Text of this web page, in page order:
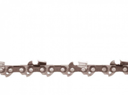
- защита от сколов
- антискользящая резинка
- пластиковые заглушки - 2 шт.